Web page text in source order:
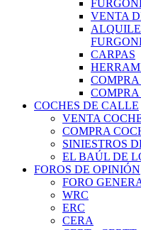
VENTA
CARPAS
COCHES DE CALLE
VENTA
COMPRA
SINIESTROS
EL BAÚL DE
FOROS DE OPINIÓN
FORO
WRC
ERC
CERA